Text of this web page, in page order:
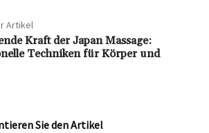
Artikel
Kraft der Japan Massage:
Techniken für Körper und
Sie den Artikel